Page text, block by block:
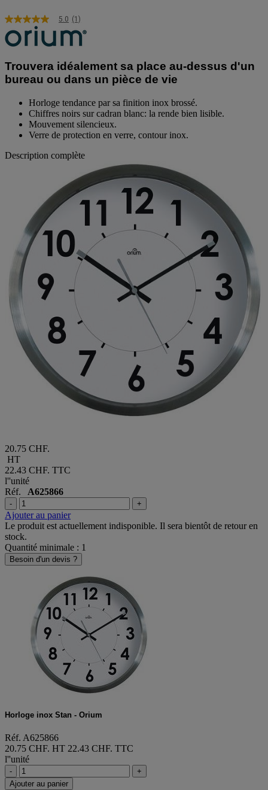
5.0
étoiles
sur
valeur
de
la
moyenne.
Review.
Lien
la
5.0 (1)
Trouvera idéalement sa place au-dessus d'un
bureau ou dans un pièce de vie
Horloge tendance par sa finition inox brossé.
Chiffres noirs sur cadran blanc: la rende bien lisible.
Mouvement silencieux.
Verre de protection en verre, contour inox.
Description complète
20.75 CHF.
HT
22.43 CHF. TTC
l''unité
Réf. A625866
- +
Ajouter au panier
Le produit est actuellement indisponible. Il sera bientôt de retour en
stock.
Quantité minimale : 1
Besoin d'un devis ?
Horloge inox Stan - Orium
Réf. A625866
20.75 CHF. HT 22.43 CHF. TTC
l''unité
-
+
Ajouter au panier